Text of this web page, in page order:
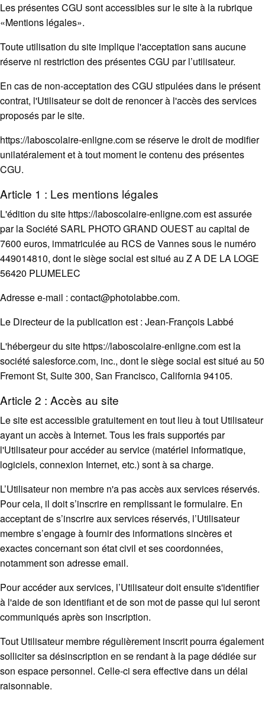
Les présentes CGU sont accessibles sur le site à la rubrique
«Mentions légales».
Toute utilisation du site implique l'acceptation sans aucune
réserve ni restriction des présentes CGU par l’utilisateur.
En cas de non-acceptation des CGU stipulées dans le présent
contrat, l'Utilisateur se doit de renoncer à l'accès des services
proposés par le site.
https://laboscolaire-enligne.com se réserve le droit de modifier
unilatéralement et à tout moment le contenu des présentes
CGU.
Article 1 : Les mentions légales
L'édition du site https://laboscolaire-enligne.com est assurée
par la Société SARL PHOTO GRAND OUEST au capital de
7600 euros, immatriculée au RCS de Vannes sous le numéro
449014810, dont le siège social est situé au Z A DE LA LOGE
56420 PLUMELEC
Adresse e-mail : contact@photolabbe.com.
Le Directeur de la publication est : Jean-François Labbé
L'hébergeur du site https://laboscolaire-enligne.com est la
société salesforce.com, inc., dont le siège social est situé au 50
Fremont St, Suite 300, San Francisco, California 94105.
Article 2 : Accès au site
Le site est accessible gratuitement en tout lieu à tout Utilisateur
ayant un accès à Internet. Tous les frais supportés par
l'Utilisateur pour accéder au service (matériel informatique,
logiciels, connexion Internet, etc.) sont à sa charge.
L’Utilisateur non membre n'a pas accès aux services réservés.
Pour cela, il doit s’inscrire en remplissant le formulaire. En
acceptant de s’inscrire aux services réservés, l’Utilisateur
membre s’engage à fournir des informations sincères et
exactes concernant son état civil et ses coordonnées,
notamment son adresse email.
Pour accéder aux services, l’Utilisateur doit ensuite s'identifier
à l'aide de son identifiant et de son mot de passe qui lui seront
communiqués après son inscription.
Tout Utilisateur membre régulièrement inscrit pourra également
solliciter sa désinscription en se rendant à la page dédiée sur
son espace personnel. Celle-ci sera effective dans un délai
raisonnable.